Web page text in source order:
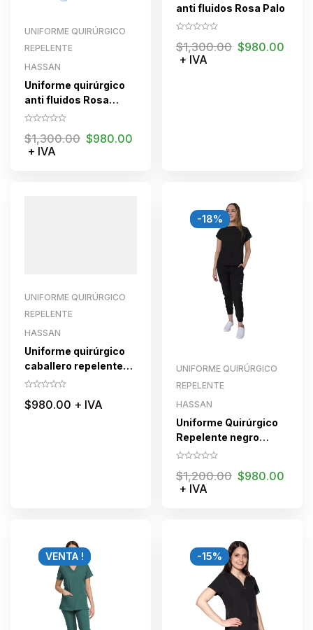
UNIFORME QUIRÚRGICO
REPELENTE
HASSAN
Uniforme quirúrgico
anti fluidos Rosa
romance
$1,300.00 $980.00
+ IVA
anti fluidos Rosa Palo
$1,300.00 $980.00
+ IVA
UNIFORME QUIRÚRGICO
REPELENTE
HASSAN
Uniforme quirúrgico
caballero repelente
HASSAN KAKI
$980.00 + IVA
-18%
UNIFORME QUIRÚRGICO
REPELENTE
HASSAN
Uniforme Quirúrgico
Repelente negro
jogger para dama
$1,200.00 $980.00
+ IVA
VENTA ! -15%